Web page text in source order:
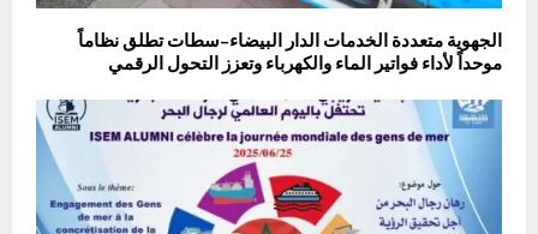
الجهوية متعددة الخدمات الدار البيضاء–سطات تطلق نظاماً
موحداً لأداء فواتير الماء والكهرباء وتعزز التحول الرقمي